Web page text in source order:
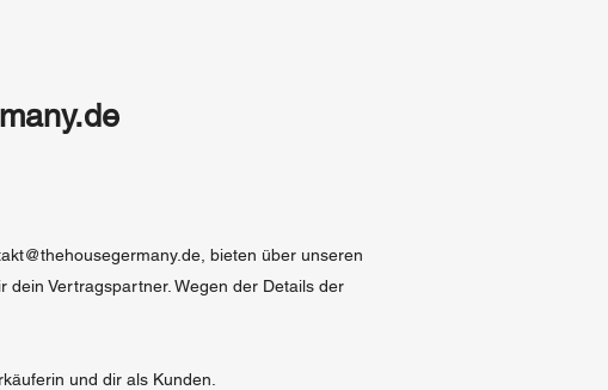
, bieten über unseren
dein Vertragspartner. Wegen der Details der
und dir als Kunden.